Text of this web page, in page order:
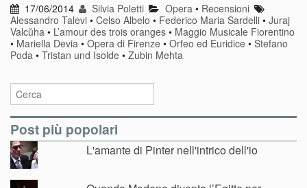
17/06/2014 Silvia Poletti Opera • Recensioni
Alessandro Talevi • Celso Albelo • Federico Maria Sardelli • Juraj
Valcŭha • L’amour des trois oranges • Maggio Musicale Fiorentino
• Mariella Devia • Opera di Firenze • Orfeo ed Euridice • Stefano
Poda • Tristan und Isolde • Zubin Mehta
Post più popolari
L'amante di Pinter nell'intrico dell'io